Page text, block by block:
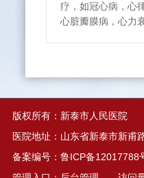
疗，如冠心病，心
心脏瓣膜病，心力
版权所有：新泰市人民医院
医院地址：山东省新泰市新甫
备案编号： 鲁ICP备12017788